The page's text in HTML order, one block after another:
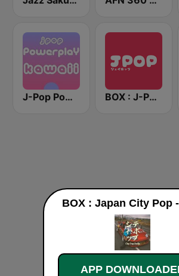
J-Pop Powerplay Kawaii BOX : J-POP Radio - ジェイポップ 無線
APP